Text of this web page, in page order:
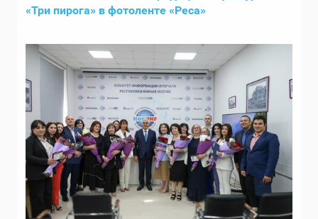
«Три пирога» в фотоленте «Реса»